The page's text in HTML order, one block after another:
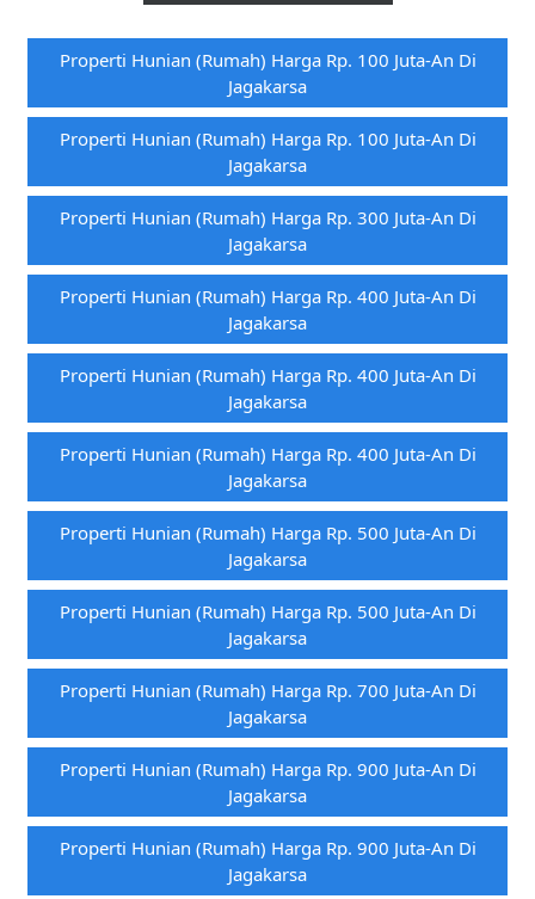
Properti Hunian (rumah) Harga Rp. 100 Juta-An Di
Jagakarsa
Properti Hunian (rumah) Harga Rp. 100 Juta-An Di
Jagakarsa
Properti Hunian (rumah) Harga Rp. 300 Juta-An Di
Jagakarsa
Properti Hunian (rumah) Harga Rp. 400 Juta-An Di
Jagakarsa
Properti Hunian (rumah) Harga Rp. 400 Juta-An Di
Jagakarsa
Properti Hunian (rumah) Harga Rp. 400 Juta-An Di
Jagakarsa
Properti Hunian (rumah) Harga Rp. 500 Juta-An Di
Jagakarsa
Properti Hunian (rumah) Harga Rp. 500 Juta-An Di
Jagakarsa
Properti Hunian (rumah) Harga Rp. 700 Juta-An Di
Jagakarsa
Properti Hunian (rumah) Harga Rp. 900 Juta-An Di
Jagakarsa
Properti Hunian (rumah) Harga Rp. 900 Juta-An Di
Jagakarsa